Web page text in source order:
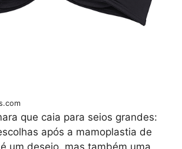
que caia para seios grandes:
após a mamoplastia de